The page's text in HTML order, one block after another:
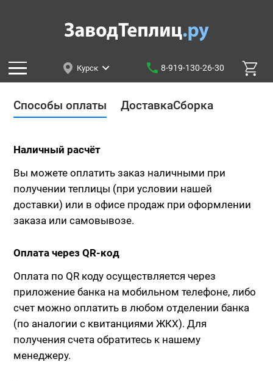
Курск 8-919-130-26-30
Способы оплаты ДоставкаСборка
Наличный расчёт
Вы можете оплатить заказ наличными при
получении теплицы (при условии нашей
доставки) или в офисе продаж при оформлении
заказа или самовывозе.
Оплата через QR-код
Оплата по QR коду осуществляется через
приложение банка на мобильном телефоне, либо
счет можно оплатить в любом отделении банка
(по аналогии с квитанциями ЖКХ). Для
получения счета обратитесь к нашему
менеджеру.